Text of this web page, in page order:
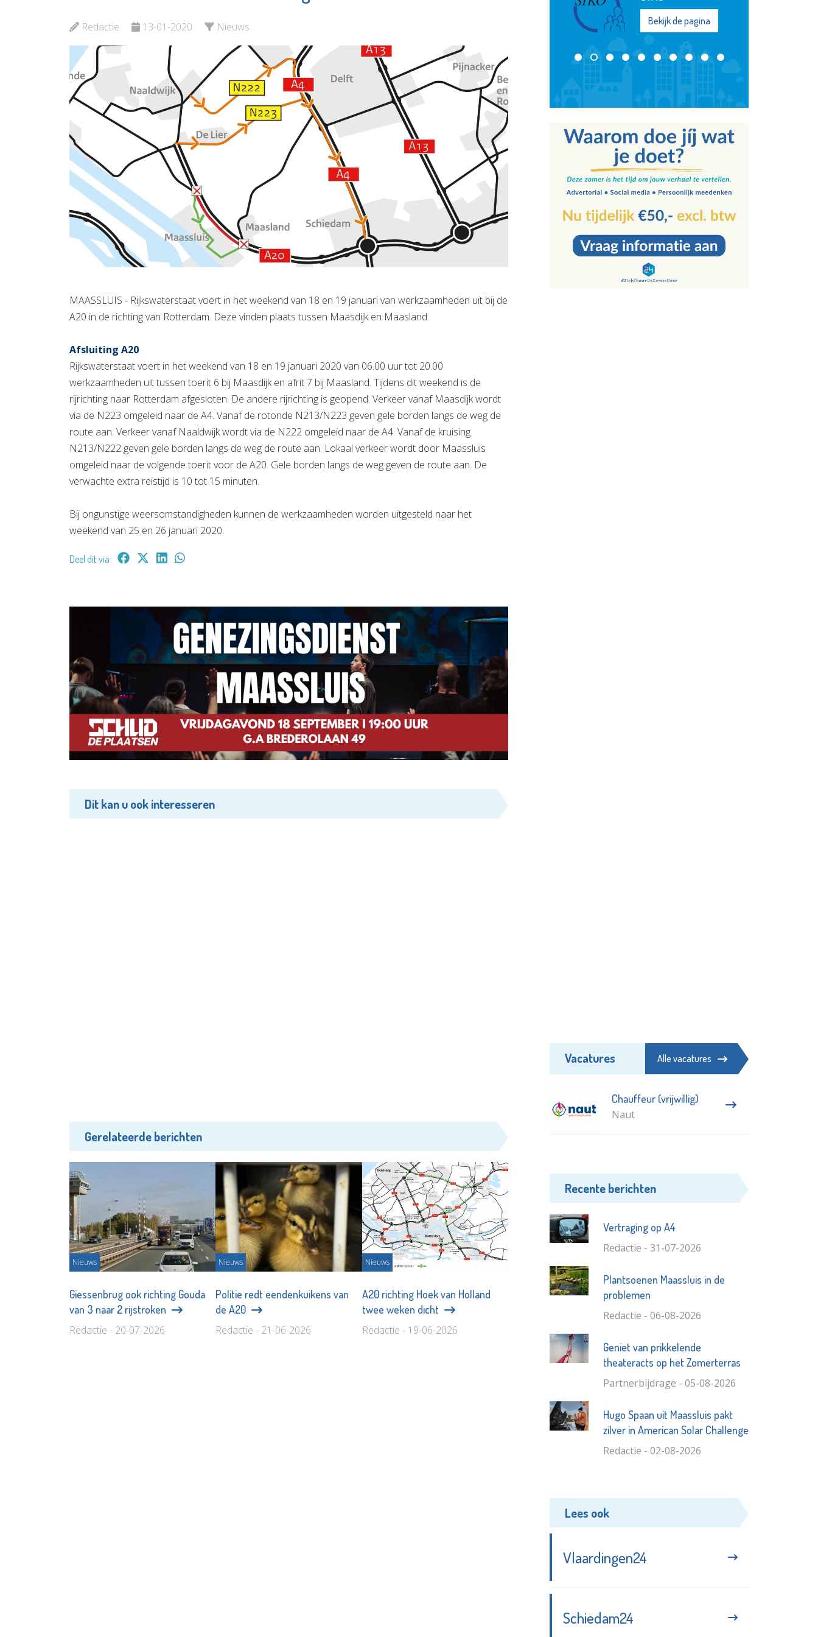
Redactie 13-01-2020 Nieuws
MAASSLUIS - Rijkswaterstaat voert in het weekend van 18 en 19 januari van werkzaamheden uit bij de
A20 in de richting van Rotterdam. Deze vinden plaats tussen Maasdijk en Maasland.
Afsluiting A20
Rijkswaterstaat voert in het weekend van 18 en 19 januari 2020 van 06.00 uur tot 20.00
werkzaamheden uit tussen toerit 6 bij Maasdijk en afrit 7 bij Maasland. Tijdens dit weekend is de
rijrichting naar Rotterdam afgesloten. De andere rijrichting is geopend. Verkeer vanaf Maasdijk wordt
via de N223 omgeleid naar de A4. Vanaf de rotonde N213/N223 geven gele borden langs de weg de
route aan. Verkeer vanaf Naaldwijk wordt via de N222 omgeleid naar de A4. Vanaf de kruising
N213/N222 geven gele borden langs de weg de route aan. Lokaal verkeer wordt door Maassluis
omgeleid naar de volgende toerit voor de A20. Gele borden langs de weg geven de route aan. De
verwachte extra reistijd is 10 tot 15 minuten.
Bij ongunstige weersomstandigheden kunnen de werkzaamheden worden uitgesteld naar het
weekend van 25 en 26 januari 2020.
Deel dit via:
Dit kan u ook interesseren
Gerelateerde berichten
Nieuws
Giessenbrug ook richting Gouda
van 3 naar 2 rijstroken
Redactie - 20-07-2026
Nieuws
Politie redt eendenkuikens van
de A20
Redactie - 21-06-2026
Nieuws
A20 richting Hoek van Holland
twee weken dicht
Redactie - 19-06-2026
Bekijk de pagina Bekijk de pagina
Bekijk de pagina
Vacatures Alle vacatures
Chauffeur (vrijwillig)
Naut
Recente berichten
Vertraging op A4
Redactie - 31-07-2026
Plantsoenen Maassluis in de
problemen
Redactie - 06-08-2026
Geniet van prikkelende
theateracts op het Zomerterras
Partnerbijdrage - 05-08-2026
Hugo Spaan uit Maassluis pakt
zilver in American Solar Challenge
Redactie - 02-08-2026
Lees ook
Vlaardingen24
Schiedam24